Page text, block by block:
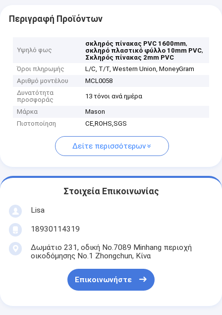
Περιγραφή Προϊόντων
Υψηλό φως
σκληρός πίνακας PVC 1600mm,
σκληρό πλαστικό φύλλο 10mm PVC,
Σκληρός πίνακας 2mm PVC
Όροι πληρωμής
L/C, T/T, Western Union, MoneyGram
Αριθμό μοντέλου
MCL0058
Δυνατότητα
προσφοράς
13 τόνοι ανά ημέρα
Μάρκα
Mason
Πιστοποίηση
CE,ROHS,SGS
Δείτε περισσότερων
Στοιχεία Επικοινωνίας
Lisa
18930114319
Δωμάτιο 231, οδική No.7089 Minhang περιοχή
οικοδόμησης No.1 Zhongchun, Κίνα
Επικοινωνήστε